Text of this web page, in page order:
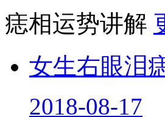
痣相运势讲解
女生右眼泪
2018-08-17